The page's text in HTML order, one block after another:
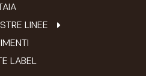
LINEE
LABEL